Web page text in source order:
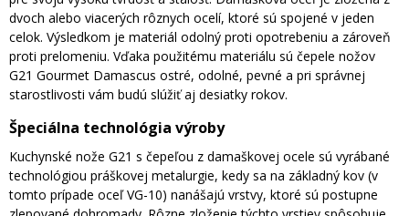
dvoch alebo viacerých rôznych ocelí, ktoré sú spojené v jeden
celok. Výsledkom je materiál odolný proti opotrebeniu a zároveň
proti prelomeniu. Vďaka použitému materiálu sú čepele nožov
G21 Gourmet Damascus ostré, odolné, pevné a pri správnej
starostlivosti vám budú slúžiť aj desiatky rokov.
Špeciálna technológia výroby
Kuchynské nože G21 s čepeľou z damaškovej ocele sú vyrábané
technológiou práškovej metalurgie, kedy sa na základný kov (v
tomto prípade oceľ VG-10) nanášajú vrstvy, ktoré sú postupne